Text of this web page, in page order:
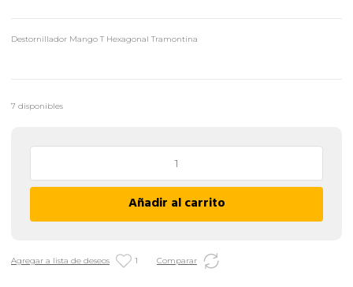
Destornillador Mango T Hexagonal Tramontina
7 disponibles
T
Tramontina
5
Añadir al carrito
Agregar a lista de deseos 1 Comparar